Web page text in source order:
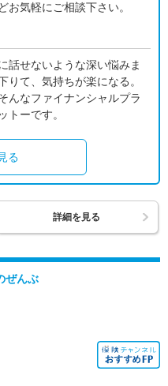
お気軽にご相談下さい。
話せないような深い悩みま
りて、気持ちが楽になる。
んなファイナンシャルプラ
トーです。
る
詳細を見る
ぜんぶ